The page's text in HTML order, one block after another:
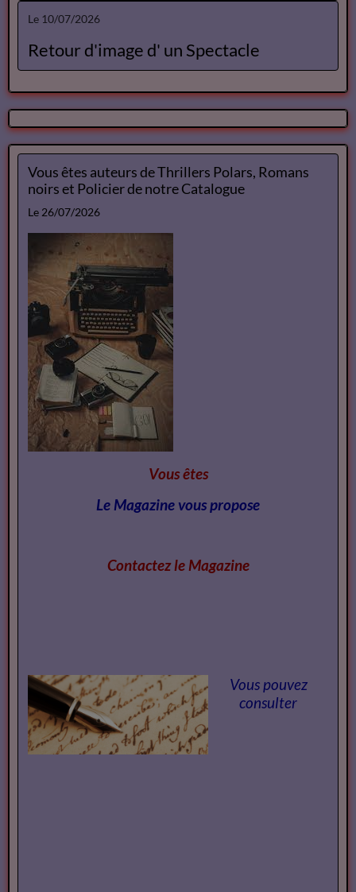
Le 10/07/2026
Retour d'image d' un Spectacle
Vous êtes auteurs de Thrillers Polars, Romans
noirs et Policier de notre Catalogue
Le 26/07/2026
Vous êtes
Le Magazine vous propose
Contactez le Magazine
Vous pouvez
consulter